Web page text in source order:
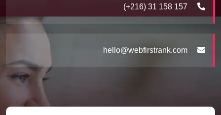
(+216) 31 158 157
hello@webfirstrank.com